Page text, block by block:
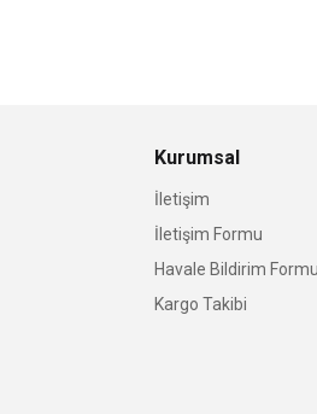
Kurumsal
İletişim
İletişim Formu
Havale Bildirim Formu
Kargo Takibi